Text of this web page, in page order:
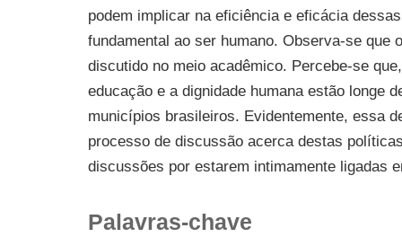
podem implicar na eficiência e eficácia
fundamental ao ser humano. Observa-se que
discutido no meio acadêmico. Percebe-se
educação e a dignidade humana estão longe
municípios brasileiros. Evidentemente, essa
processo de discussão acerca destas
discussões por estarem intimamente ligadas
Palavras-chave